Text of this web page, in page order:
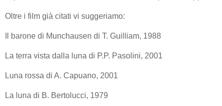
Oltre i film già citati vi suggeriamo:
Il barone di Munchausen di T. Guilliam, 1988
La terra vista dalla luna di P.P. Pasolini, 2001
Luna rossa di A. Capuano, 2001
La luna di B. Bertolucci, 1979